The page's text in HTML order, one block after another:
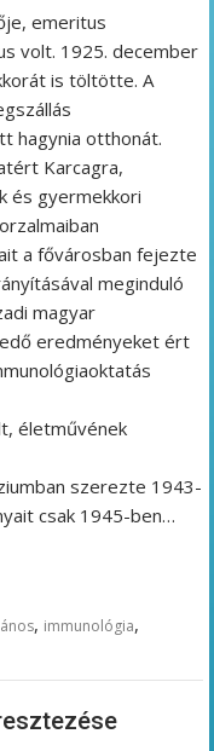
emeritus
volt. 1925. december
is töltötte. A
hagynia otthonát.
Karcagra,
és gyermekkori
a fővárosban fejezte
meginduló
magyar
eredményeket ért
életművének
szerezte 1943-
csak 1945-ben…
, immunológia,